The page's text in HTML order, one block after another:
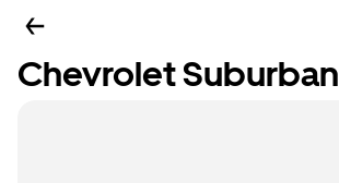
Chevrolet Suburban